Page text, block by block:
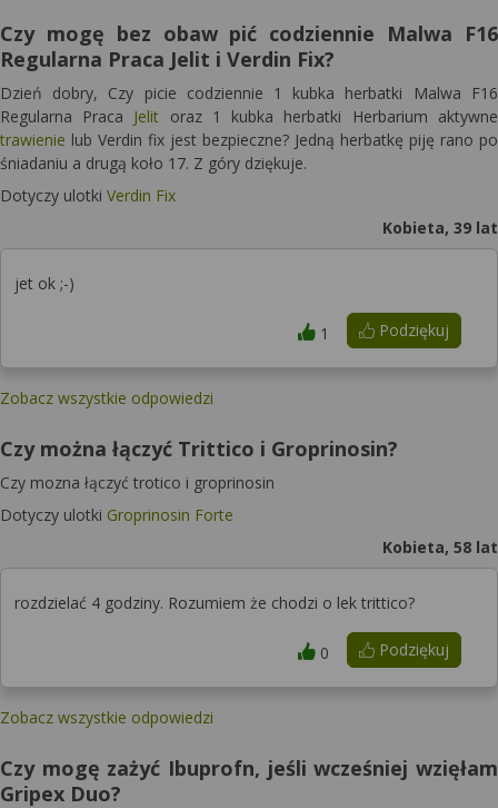
Czy mogę bez obaw pić codziennie Malwa F16
Regularna Praca Jelit i Verdin Fix?
Dzień dobry, Czy picie codziennie 1 kubka herbatki Malwa F16
Regularna Praca Jelit oraz 1 kubka herbatki Herbarium aktywne
trawienie lub Verdin fix jest bezpieczne? Jedną herbatkę piję rano po
śniadaniu a drugą koło 17. Z góry dziękuje.
Dotyczy ulotki Verdin Fix
Kobieta, 39 lat
jet ok ;-)
Podziękuj
1
Zobacz wszystkie odpowiedzi
Czy można łączyć Trittico i Groprinosin?
Czy mozna łączyć trotico i groprinosin
Dotyczy ulotki Groprinosin Forte
Kobieta, 58 lat
rozdzielać 4 godziny. Rozumiem że chodzi o lek trittico?
Podziękuj
0
Zobacz wszystkie odpowiedzi
Czy mogę zażyć Ibuprofn, jeśli wcześniej wzięłam
Gripex Duo?